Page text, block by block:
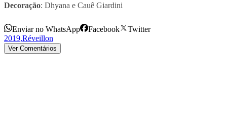
Decoração: Dhyana e Cauê Giardini
Enviar no WhatsApp Facebook
Twitter
2019,Réveillon
Ver Comentários